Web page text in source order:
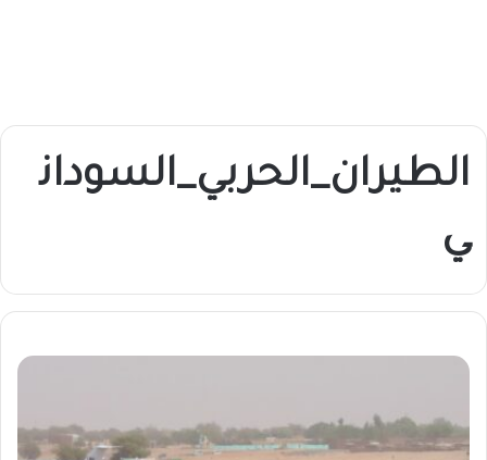
الطيران_الحربي_السودان
ي